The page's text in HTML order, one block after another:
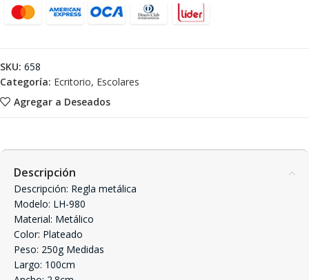
Agregar a Deseados
SKU: 658
Categoría: Ecritorio, Escolares
Descripción
Descripción: Regla metálica
Modelo: LH-980
Material: Metálico
Color: Plateado
Peso: 250g Medidas
Largo: 100cm